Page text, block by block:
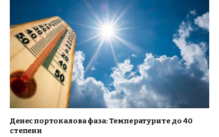
Денес портокалова фаза: Температурите до 40
степени